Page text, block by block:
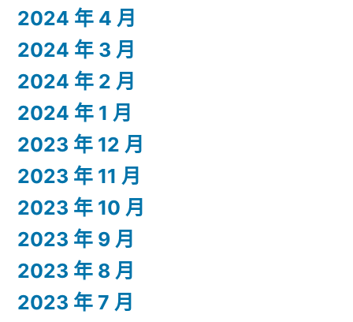
2024 年 4 月
2024 年 3 月
2024 年 2 月
2024 年 1 月
2023 年 12 月
2023 年 11 月
2023 年 10 月
2023 年 9 月
2023 年 8 月
2023 年 7 月